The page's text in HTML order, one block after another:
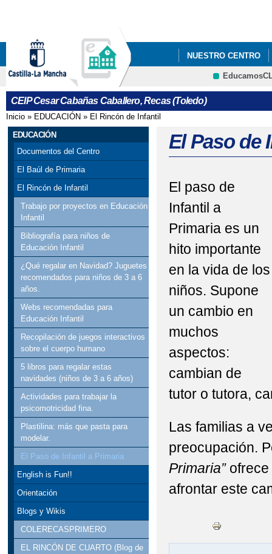
NUESTRO CENTRO
JORNADA DE
CEIP Cesar Cabañas Caballero, Recas (Toledo)
Se encuentra usted aquí
Inicio » EDUCACIÓN » El Rincón de Infantil
EDUCACIÓN
Documentos del Centro
El Baúl de Primaria
El Rincón de Infantil
Trabajo por proyectos en Educación
Infantil
Bibliografía para niños de
Educación Infantil
¿Qué regalar en Navidad? Juguetes
recomendados para niños de 3 a 6
años.
Webs recomendadas para
Educación Infantil
Recopilación de juegos interactivos
sobre el cuerpo humano
5 libros para regalar estas
navidades (niños de 3 a 6 años)
Actividades para trabajar la
psicomotricidad fina.
Plastilina: más que pasta para
modelar.
El Paso de Infantil a Primaria
English is Fun!!
Orientación
Blogs y Wikis
COLERECASPRIMERO
EL RINCÓN DE CUARTO (Blog de
El Paso de
El paso de
Infantil a
Primaria es un
hito importante
en la vida de los
niños. Supone
un cambio en
muchos
aspectos:
cambian de
tutor o tutora,
Las familias a
preocupación.
Primaria”
afrontar este